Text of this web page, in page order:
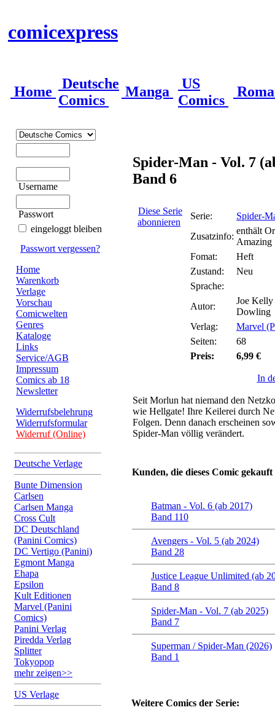
comicexpress
Home
Deutsche
Comics
Manga
US
Comics
Username
Passwort
eingeloggt bleiben
Passwort vergessen?
Home
Warenkorb
Verlage
Vorschau
Comicwelten
Genres
Kataloge
Links
Service/AGB
Impressum
Comics ab 18
Newsletter
Widerrufsbelehrung
Widerrufsformular
Widerruf (Online)
Deutsche Verlage
Bunte Dimension
Carlsen
Carlsen Manga
Cross Cult
DC Deutschland
(Panini Comics)
DC Vertigo (Panini)
Egmont Manga
Ehapa
Epsilon
Kult Editionen
Marvel (Panini
Comics)
Panini Verlag
Piredda Verlag
Splitter
Tokyopop
mehr zeigen>>
US Verlage
Spider-Man - Vol. 7
Band 6
Diese Serie
abonnieren
Serie:
Spider-
Zusatzinfo:
enthält
Amazing
Fomat:
Heft
Zustand:
Neu
Sprache:
Autor:
Joe Kelly
Dowling
Verlag:
Marvel
Seiten:
68
Preis:
6,99 €
In
Seit Morlun hat niemand den
wie Hellgate! Ihre Keilerei durch
Folgen. Denn danach erscheinen
Spider-Man völlig verändert.
Kunden, die dieses Comic
Batman - Vol. 6 (ab 2017)
Band 110
Avengers - Vol. 5 (ab 2024)
Band 28
Justice League Unlimited (ab
Band 8
Spider-Man - Vol. 7 (ab 2025)
Band 7
Superman / Spider-Man (2026)
Band 1
Weitere Comics der Serie: